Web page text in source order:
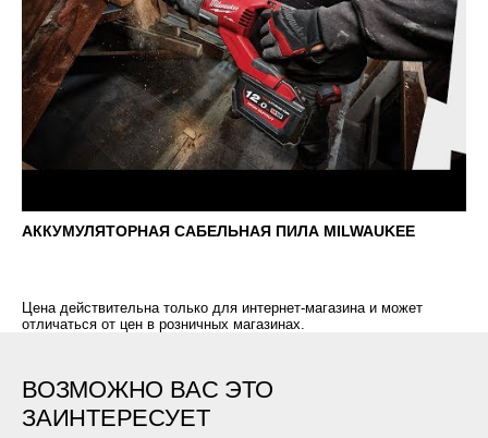
АККУМУЛЯТОРНАЯ САБЕЛЬНАЯ ПИЛА MILWAUKEE
Цена действительна только для интернет-магазина и может
отличаться от цен в розничных магазинах.
ВОЗМОЖНО ВАС ЭТО
ЗАИНТЕРЕСУЕТ